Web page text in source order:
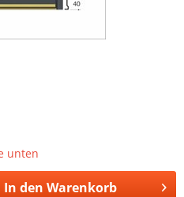
unten
In den Warenkorb